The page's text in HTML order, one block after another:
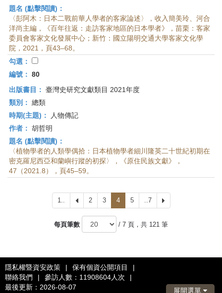
題名 (點擊閱讀)：
〈彭阿木：日本二戰前華人學者的客家論述〉，收入簡美玲、河合
洋尚主編，《百年往返：走訪客家地區的日本學者》，苗栗：客家
委員會客家文化發展中心；新竹：國立陽明交通大學客家文化學
院，2021，頁43–68。
勾選：
編號： 80
出版書目： 臺灣史研究文獻類目 2021年度
類別： 總類
時期(主題)：
人物傳記
作者： 胡哲明
題名 (點擊閱讀)：
〈植物學者的人類學偶拾：日本植物學者細川隆英二十世紀初期在
密克羅尼西亞和蘭嶼行蹤的初探〉，《原住民族文獻》，
47（2021.8），頁45–59。
1..
上
一
頁
2 3 4 5 ..7
下
一
每頁筆數
/ 7 頁，共 121 筆
隱私權暨資安政策 | 保有個資公開項目
|
聯絡我們
| 參訪人數：11908604人次
|
最後更新：2026-08-07
展開選單